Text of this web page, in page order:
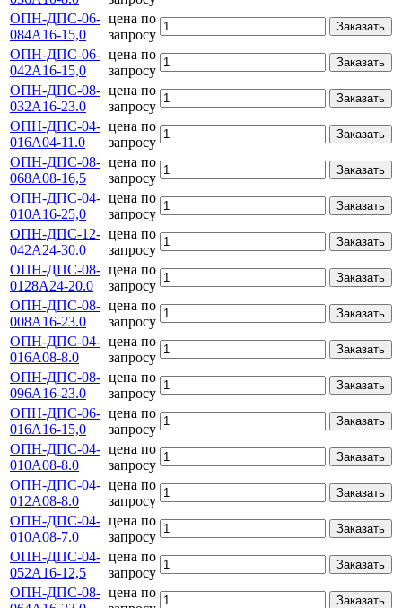
ОПН-ДПС-06-
084А16-15,0
цена по
запросу
Заказать
ОПН-ДПС-06-
042А16-15,0
цена по
запросу
Заказать
ОПН-ДПС-08-
032А16-23.0
цена по
запросу
Заказать
ОПН-ДПС-04-
016А04-11.0
цена по
запросу
Заказать
ОПН-ДПС-08-
068А08-16,5
цена по
запросу
Заказать
ОПН-ДПС-04-
010А16-25,0
цена по
запросу
Заказать
ОПН-ДПС-12-
042А24-30.0
цена по
запросу
Заказать
ОПН-ДПС-08-
0128А24-20.0
цена по
запросу
Заказать
ОПН-ДПС-08-
008А16-23.0
цена по
запросу
Заказать
ОПН-ДПС-04-
016А08-8.0
цена по
запросу
Заказать
ОПН-ДПС-08-
096А16-23.0
цена по
запросу
Заказать
ОПН-ДПС-06-
016А16-15,0
цена по
запросу
Заказать
ОПН-ДПС-04-
010А08-8.0
цена по
запросу
Заказать
ОПН-ДПС-04-
012А08-8.0
цена по
запросу
Заказать
ОПН-ДПС-04-
010А08-7.0
цена по
запросу
Заказать
ОПН-ДПС-04-
052А16-12,5
цена по
запросу
Заказать
ОПН-ДПС-08- цена по
Заказать